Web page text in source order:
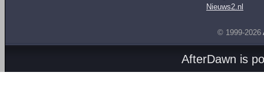
Nieuws2.nl
© 1999-2026
AfterDawn is